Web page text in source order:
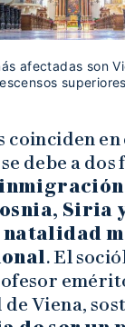
afectadas son
coinciden en
debe a dos
Siria
natalidad
. El
Viena,